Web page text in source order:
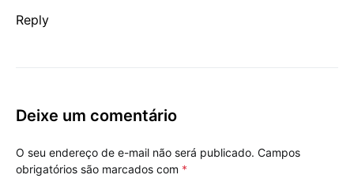
Reply
Deixe um comentário
O seu endereço de e-mail não será publicado. Campos
obrigatórios são marcados com *